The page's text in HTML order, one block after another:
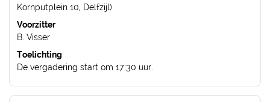
Kornputplein 10, Delfzijl)
Voorzitter
B. Visser
Toelichting
De vergadering start om 17:30 uur.